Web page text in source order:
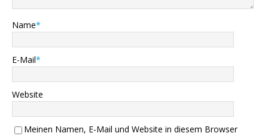
Name*
E-Mail*
Website
Meinen Namen, E-Mail und Website in diesem Browser